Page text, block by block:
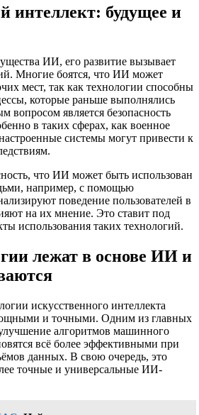
интеллект: будущее и
ИИ, его развитие вызывает
Многие боятся, что ИИ может
мест, так как технологии способны
которые раньше выполнялись
является безопасность
в таких сферах, как военное
системы могут привести к
что ИИ может быть использован
например, с помощью
поведение пользователей в
на их мнение. Это ставит под
использования таких технологий.
лежат в основе ИИ и
искусственного интеллекта
и точными. Одним из главных
алгоритмов машинного
всё более эффективными при
данных. В свою очередь, это
точные и универсальные ИИ-